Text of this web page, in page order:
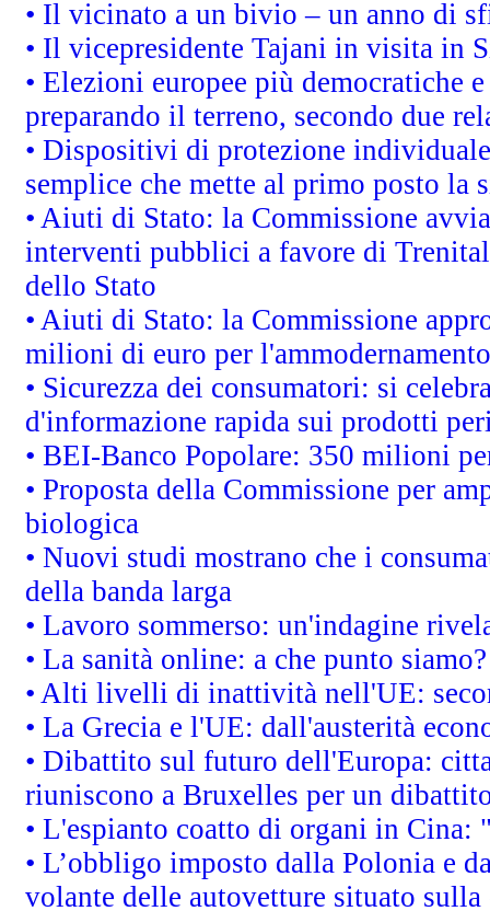
• Il vicinato a un bivio – un anno di
• Il vicepresidente Tajani in visita in
• Elezioni europee più democratiche
preparando il terreno, secondo due
• Dispositivi di protezione
semplice che mette al primo posto la
• Aiuti di Stato: la Commissione
interventi pubblici a favore di
dello Stato
• Aiuti di Stato: la Commissione
milioni di euro per
• Sicurezza dei consumatori: si
d'informazione rapida sui prodotti
• BEI-Banco Popolare: 350 milioni
• Proposta della Commissione per
biologica
• Nuovi studi mostrano che i
della banda larga
• Lavoro sommerso: un'indagine
• La sanità online: a che punto siamo?
• Alti livelli di inattività nell'UE:
• La Grecia e l'UE: dall'austerità
• Dibattito sul futuro dell'Europa:
riuniscono a Bruxelles per un
• L'espianto coatto di organi in Cina:
• L’obbligo imposto dalla Polonia e
volante delle autovetture situato